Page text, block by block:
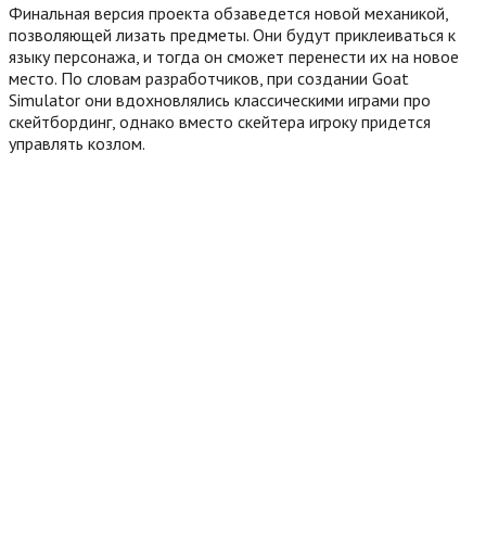
Финальная версия проекта обзаведется новой механикой,
позволяющей лизать предметы. Они будут приклеиваться к
языку персонажа, и тогда он сможет перенести их на новое
место. По словам разработчиков, при создании Goat
Simulator они вдохновлялись классическими играми про
скейтбординг, однако вместо скейтера игроку придется
управлять козлом.